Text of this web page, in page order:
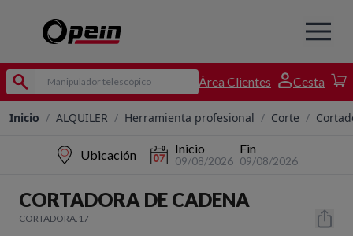
Área Clientes Cesta
Inicio / ALQUILER / Herramienta profesional / Corte /
Ubicación Inicio
09/08/2026
Fin
09/08/2026
CORTADORA DE CADENA
CORTADORA.17